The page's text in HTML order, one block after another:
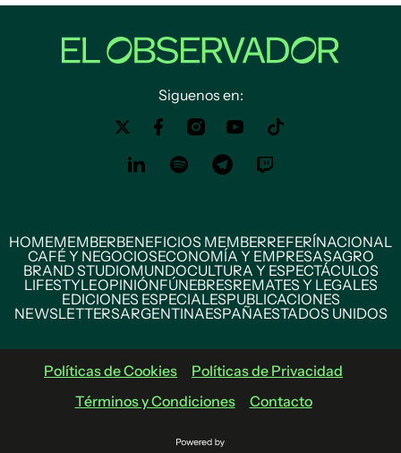
Siguenos en:
HOMEMEMBERBENEFICIOS MEMBERREFERÍNACIONAL
CAFÉ Y NEGOCIOSECONOMÍA Y EMPRESASAGRO
BRAND STUDIOMUNDOCULTURA Y ESPECTÁCULOS
LIFESTYLEOPINIÓNFÚNEBRESREMATES Y LEGALES
EDICIONES ESPECIALESPUBLICACIONES
NEWSLETTERSARGENTINAESPAÑAESTADOS UNIDOS
Políticas de Cookies
Políticas de Privacidad
Términos y Condiciones
Contacto